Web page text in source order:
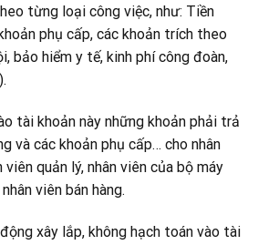
từng loại công việc, như: Tiền
phụ cấp, các khoản trích theo
bảo hiểm y tế, kinh phí công đoàn,
tài khoản này những khoản phải trả
và các khoản phụ cấp… cho nhân
viên quản lý, nhân viên của bộ máy
viên bán hàng.
xây lắp, không hạch toán vào tài